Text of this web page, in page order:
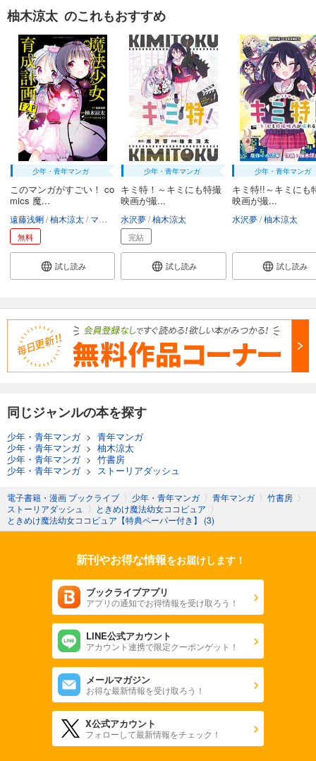
柚木涼太 のこれもおすすめ
少年・青年マンガ
このマンガがすごい！ co
mics 魔...
遠藤浅蜊 柚木涼太 マルイノ
無料
試し読み
少年・青年マンガ
キミ特！～キミにも特撮
映画が撮...
水沢夢 柚木涼太
完結
試し読み
少年・青年マンガ
キミ特!!～キミにも
映画が撮...
水沢夢 柚木涼太
試し読み
同じジャンルの本を探す
少年・青年マンガ> 青年マンガ
少年・青年マンガ> 柚木涼太
少年・青年マンガ> 竹書房
少年・青年マンガ> ストーリアダッシュ
電子書籍・漫画 ブックライブ 〉 少年・青年マンガ 〉 青年マンガ 〉 竹書房 〉
ストーリアダッシュ
〉 ときめけ魔法幼女ココピュア 〉
ときめけ魔法幼女ココピュア【特典ペーパー付き】 (3)
新刊やお得な情報をお届けします！
ブックライブアプリ
アプリの通知でお得情報を受け取ろう！
LINE公式アカウント
アカウント連携で限定クーポンゲット！
メールマガジン
お得な最新情報を受け取ろう！
X公式アカウント
フォローして最新情報をチェック！